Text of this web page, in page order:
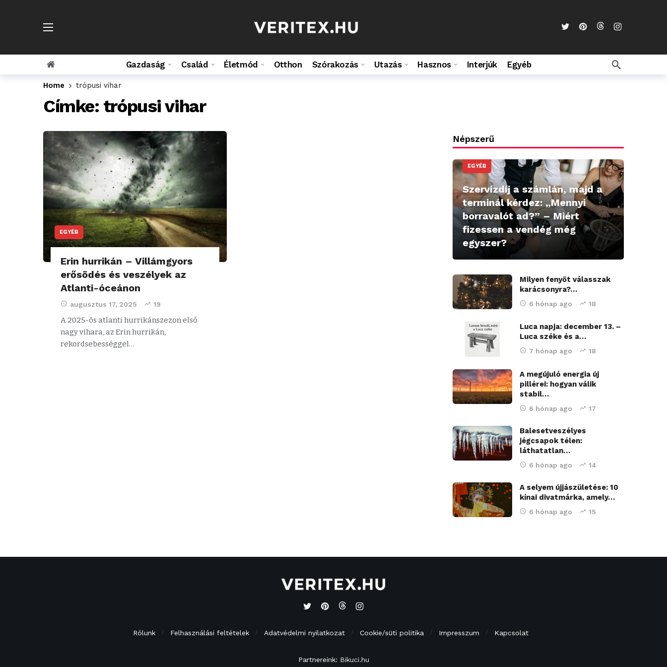
Gazdaság Család Életmód Otthon Szórakozás Utazás Hasznos Interjúk Egyéb
Home trópusi vihar
Címke: trópusi vihar
EGYÉB
Erin hurrikán – Villámgyors
erősödés és veszélyek az
Atlanti-óceánon
augusztus 17, 2025 19
A 2025-ös atlanti hurrikánszezon első
nagy vihara, az Erin hurrikán,
rekordsebességgel…
Népszerű
EGYÉB
Szervízdíj a számlán, majd a
terminál kérdez: „Mennyi
borravalót ad?” – Miért
fizessen a vendég még
egyszer?
Milyen fenyőt válasszak
karácsonyra?…
6 hónap ago 18
Luca napja: december 13. –
Luca széke és a…
7 hónap ago 18
A megújuló energia új
pillérei: hogyan válik
stabil…
6 hónap ago 17
Balesetveszélyes
jégcsapok télen:
láthatatlan…
6 hónap ago 14
A selyem újjászületése: 10
kínai divatmárka, amely…
6 hónap ago 15
Rólunk Felhasználási feltételek Adatvédelmi nyilatkozat Cookie/süti politika Impresszum Kapcsolat
Partnereink: Bikuci.hu